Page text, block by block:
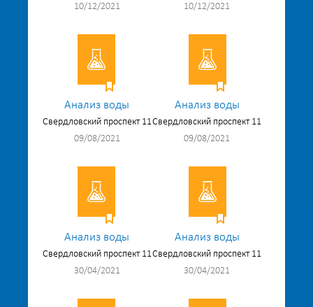
10/12/2021
10/12/2021
Анализ воды
Свердловский проспект 11
09/08/2021
Анализ воды
Свердловский проспект 11
09/08/2021
Анализ воды
Свердловский проспект 11
30/04/2021
Анализ воды
Свердловский проспект 11
30/04/2021